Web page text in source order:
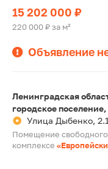
15 202 000 ₽
220 000 ₽ за м²
Объявление
Ленинградская
городское
Улица Дыбенко,
Помещение
комплексе